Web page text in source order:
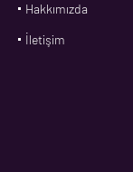
Hakkımızda
İletişim